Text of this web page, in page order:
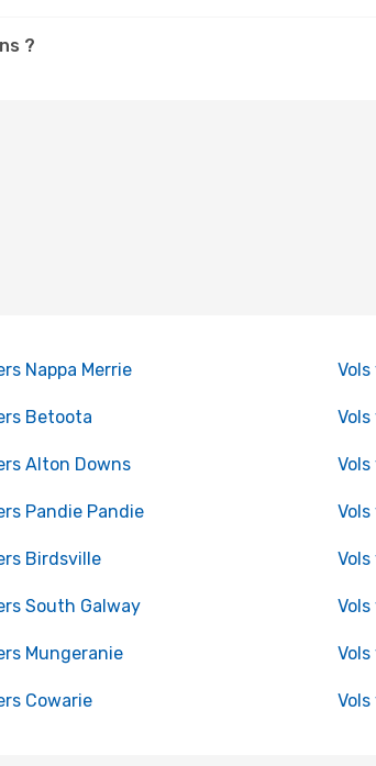
?
Nappa Merrie
Betoota
Alton Downs Vols
Pandie Pandie
Birdsville
South Galway
Mungeranie
Cowarie